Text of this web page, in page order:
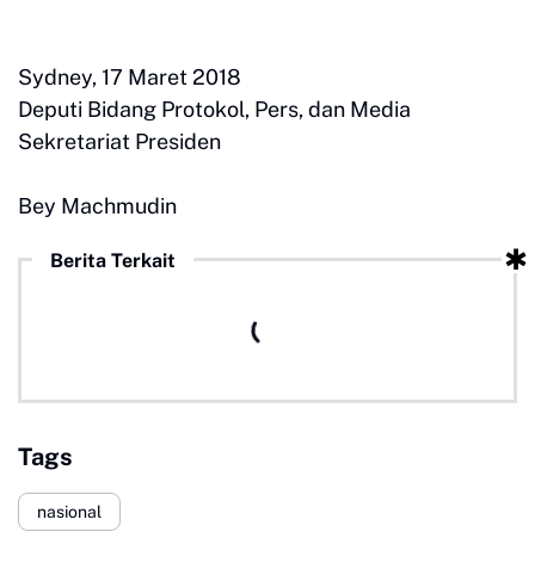
Sydney, 17 Maret 2018
Deputi Bidang Protokol, Pers, dan Media
Sekretariat Presiden
Bey Machmudin
Berita Terkait
Tags
nasional